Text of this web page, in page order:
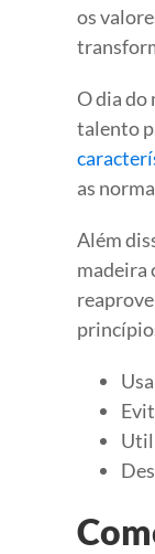
os
O dia do
talento
as
Além
madeira